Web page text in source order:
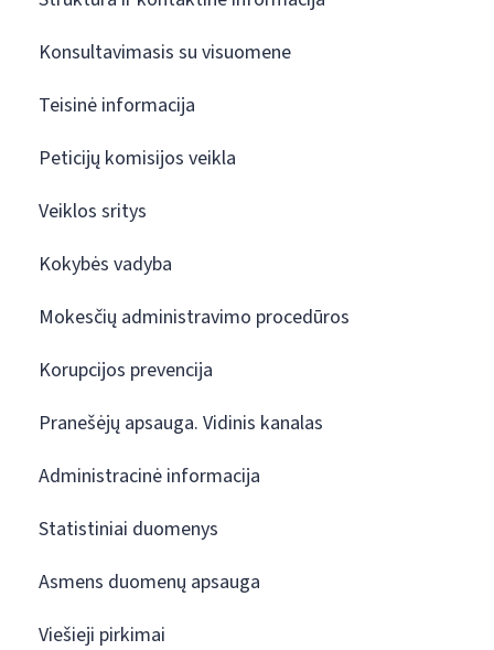
Konsultavimasis su visuomene
Teisinė informacija
Peticijų komisijos veikla
Veiklos sritys
Kokybės vadyba
Mokesčių administravimo procedūros
Korupcijos prevencija
Pranešėjų apsauga. Vidinis kanalas
Administracinė informacija
Statistiniai duomenys
Asmens duomenų apsauga
Viešieji pirkimai